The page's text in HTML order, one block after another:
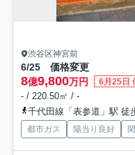
渋谷区神宮前
6/25 価格変更
8億9,800万円 6月25日
- / 220.50㎡ / -
千代田線「表参道」駅 徒
都市ガス 陽当り良好